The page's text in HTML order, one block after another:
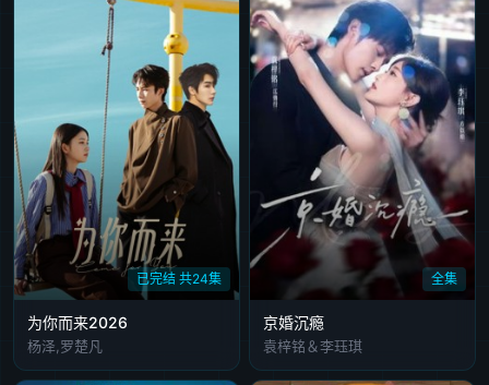
已完结 共24集
为你而来2026
杨泽,罗楚凡
全集
京婚沉瘾
袁梓铭＆李珏琪